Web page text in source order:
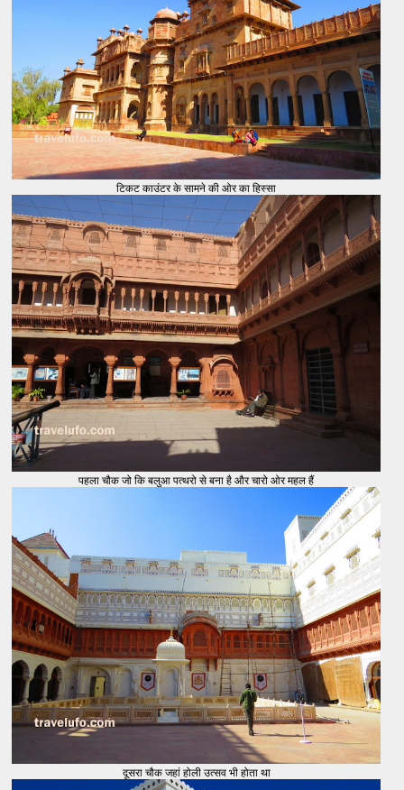
टिकट काउंटर के सामने की ओर का हिस्सा
पहला चौक जो कि बलुआ पत्थरो से बना है और चारो ओर महल हैं
दूसरा चौक जहां होली उत्सव भी होता था